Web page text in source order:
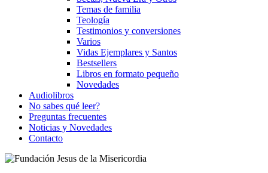
Temas de familia
Teología
Testimonios y conversiones
Varios
Vidas Ejemplares y Santos
Bestsellers
Libros en formato pequeño
Novedades
Audiolibros
No sabes qué leer?
Preguntas frecuentes
Noticias y Novedades
Contacto